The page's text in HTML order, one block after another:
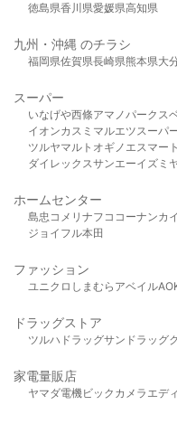
徳島県香川県愛媛県高知県
九州・沖縄 のチラシ
福岡県佐賀県長崎県熊本県大
スーパー
いなげや西條アマノパークス
イオンカスミ マルエツスーパ
ツルヤマルト オギノ エスマート
ダイレックスサンエーイズミ
ホームセンター
島忠 コメリ ナフコ コーナンカ
ジョイフル本田
ファッション
ユニクロ しまむら アベイル
ドラッグストア
ツルハドラッグサンドラッグ
家電量販店
ヤマダ電機ビックカメラ エデ